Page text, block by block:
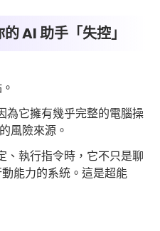
AI 助手「失控」
它擁有幾乎完整的電腦操
風險來源。
、執行指令時，它不只是聊
能力的系統。這是超能